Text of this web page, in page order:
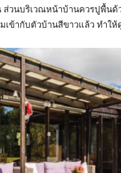
ส่วนบริเวณหน้าบ้านควรปูพื้
เข้ากับตัวบ้านสีขาวแล้ว ทำให้